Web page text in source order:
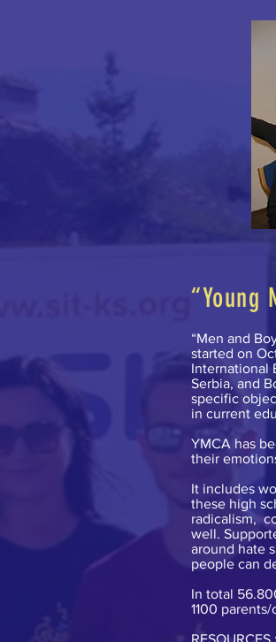
“Men and
started on
International
Serbia, and
specific
in current
YMCA has
their
It includes
these high
radicalism,
well.
around hate
people can
In total
1100
RESOURCES :